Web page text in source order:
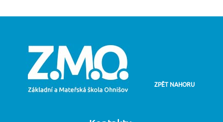
ZPĚT NAHORU